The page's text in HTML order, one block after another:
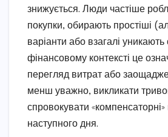
знижується. Люди частіше
покупки, обирають простіші
варіанти або взагалі уникають
фінансовому контексті це
перегляд витрат або
менш уважно, викликати
спровокувати «компенсаторні»
наступного дня.